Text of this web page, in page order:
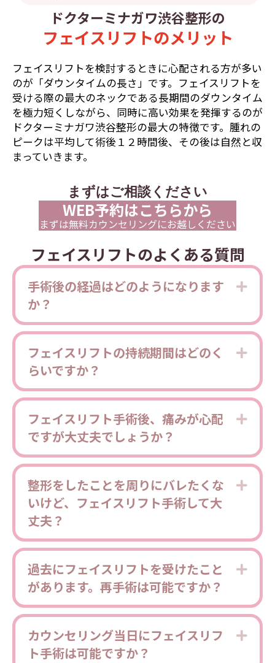
ドクターミナガワ渋谷整形の
フェイスリフトのメリット
フェイスリフトを検討するときに心配される方が多い
のが「ダウンタイムの長さ」です。フェイスリフトを
受ける際の最大のネックである長期間のダウンタイム
を極力短くしながら、同時に高い効果を発揮するのが
ドクターミナガワ渋谷整形の最大の特徴です。腫れの
ピークは平均して術後１２時間後、その後は自然と収
まっていきます。
まずはご相談ください
WEB予約はこちらから
まずは無料カウンセリングにお越しください
フェイスリフトのよくある質問
手術後の経過はどのようになります
か？
フェイスリフトの持続期間はどのく
らいですか？
フェイスリフト手術後、痛みが心配
ですが大丈夫でしょうか？
整形をしたことを周りにバレたくな
いけど、フェイスリフト手術して大
丈夫？
過去にフェイスリフトを受けたこと
があります。再手術は可能ですか？
カウンセリング当日にフェイスリフ
ト手術は可能ですか？